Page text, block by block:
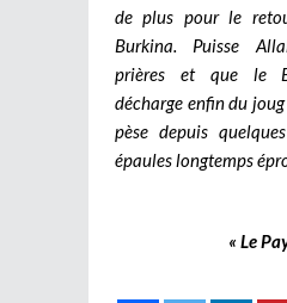
de plus pour le
Burkina. Puisse
prières et que le
décharge enfin du
pèse depuis
épaules longtemps
« Le